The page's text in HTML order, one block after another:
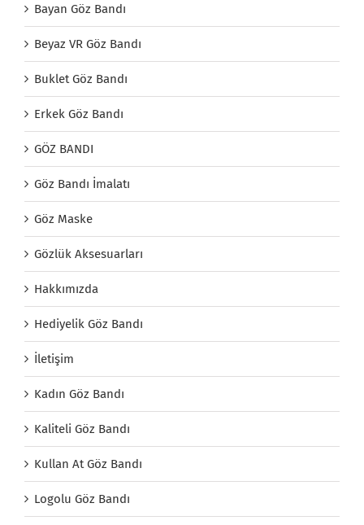
Bayan Göz Bandı
Beyaz VR Göz Bandı
Buklet Göz Bandı
Erkek Göz Bandı
GÖZ BANDI
Göz Bandı İmalatı
Göz Maske
Gözlük Aksesuarları
Hakkımızda
Hediyelik Göz Bandı
İletişim
Kadın Göz Bandı
Kaliteli Göz Bandı
Kullan At Göz Bandı
Logolu Göz Bandı